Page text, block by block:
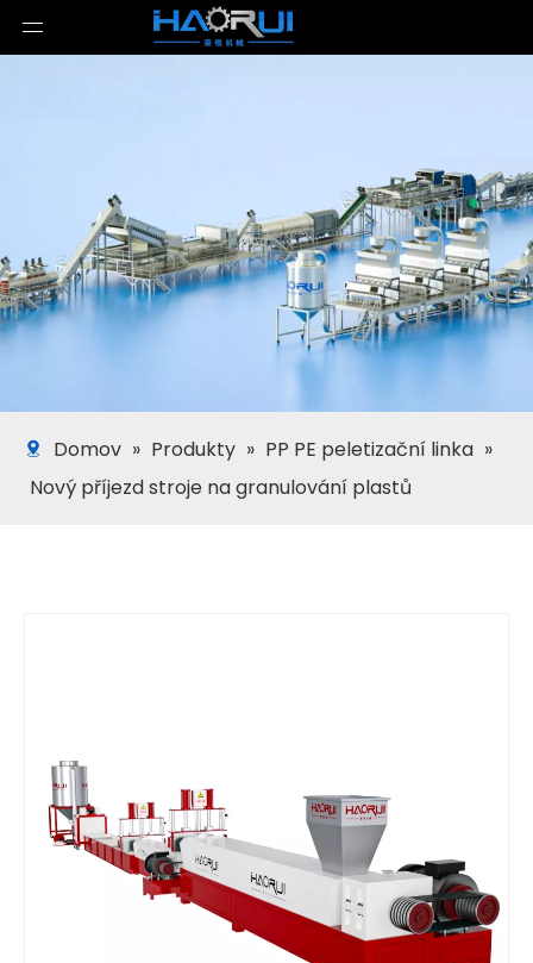
Domov » Produkty » PP PE peletizační linka »
Nový příjezd stroje na granulování plastů